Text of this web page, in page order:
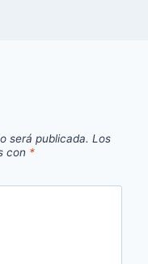
será publicada. Los
con *